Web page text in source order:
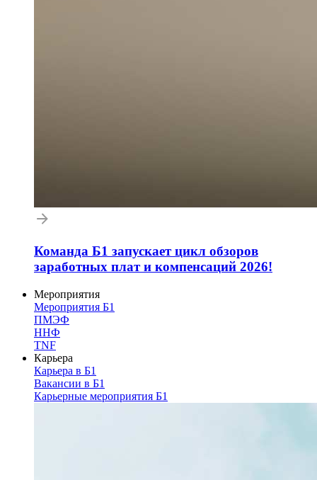
Команда Б1 запускает цикл обзоров
заработных плат и компенсаций 2026!
Мероприятия
Мероприятия Б1
ПМЭФ
ННФ
TNF
Карьера
Карьера в Б1
Вакансии в Б1
Карьерные мероприятия Б1